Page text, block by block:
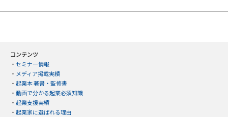
コンテンツ
・ セミナー情報
・ メディア掲載実績
・ 起業本 著書・監修書
・ 動画で分かる起業必須知識
・ 起業支援実績
・ 起業家に選ばれる理由